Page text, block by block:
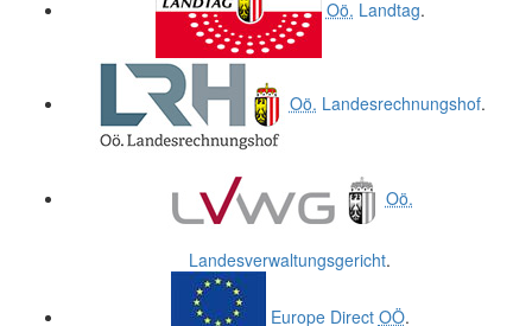
Oö. Landtag.
Oö. Landesrechnungshof.
Oö.
Landesverwaltungsgericht.
Europe Direct OÖ.